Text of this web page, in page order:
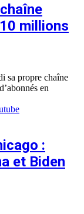
millions
sa propre chaîne
en
:
et Biden